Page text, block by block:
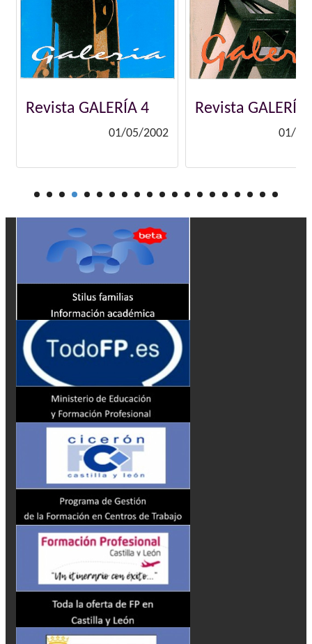
Revista GALERÍA 5
01/05/2003
Revista GALERÍA
01/